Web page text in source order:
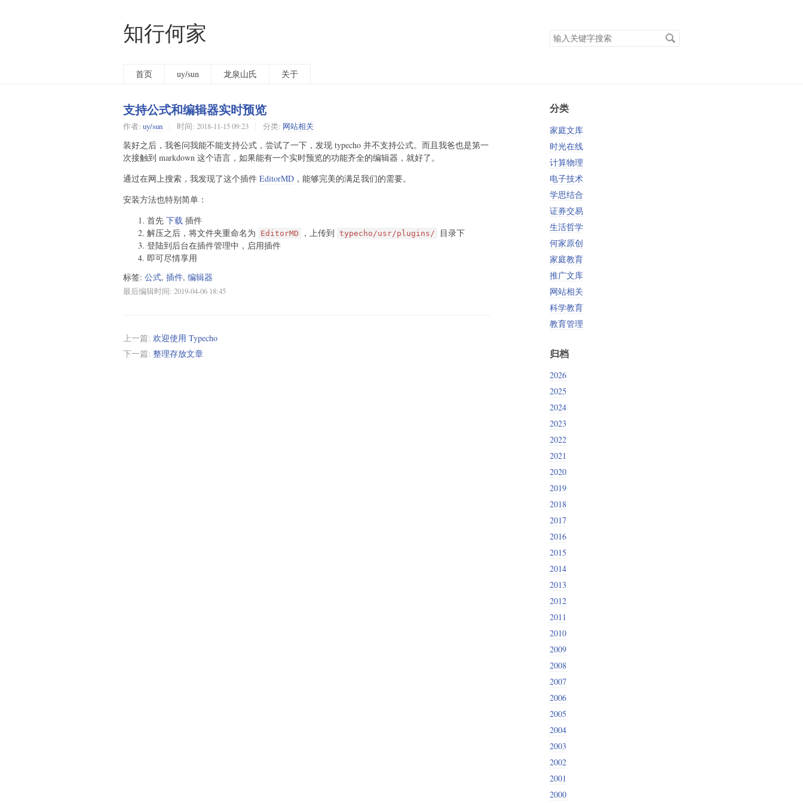
知行何家
搜
索
首页 uy/sun 龙泉山氏 关于
支持公式和编辑器实时预览
作者: uy/sun 时间: 2018-11-15 09:23 分类: 网站相关
装好之后，我爸问我能不能支持公式，尝试了一下，发现 typecho 并不支持公式。而且我爸也是第一
次接触到 markdown 这个语言，如果能有一个实时预览的功能齐全的编辑器，就好了。
通过在网上搜索，我发现了这个插件 EditorMD ，能够完美的满足我们的需要。
安装方法也特别简单：
首先 下载 插件
解压之后，将文件夹重命名为
EditorMD ，上传到 typecho/usr/plugins/
目录下
登陆到后台在插件管理中，启用插件
即可尽情享用
标签: 公式, 插件, 编辑器
最后编辑时间: 2019-04-06 18:45
上一篇: 欢迎使用 Typecho
下一篇: 整理存放文章
分类
家庭文库
时光在线
计算物理
电子技术
学思结合
证券交易
生活哲学
何家原创
家庭教育
推广文库
网站相关
科学教育
教育管理
归档
2026
2025
2024
2023
2022
2021
2020
2019
2018
2017
2016
2015
2014
2013
2012
2011
2010
2009
2008
2007
2006
2005
2004
2003
2002
2001
2000